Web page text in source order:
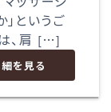
というご
、肩 […]
を見る